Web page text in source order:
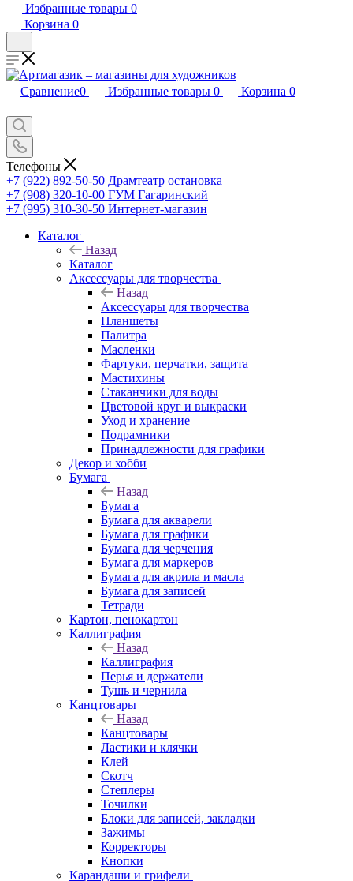
Избранные товары 0
Корзина 0
Сравнение0 Избранные товары 0 Корзина 0
Телефоны
+7 (922) 892-50-50 Драмтеатр остановка
+7 (908) 320-10-00 ГУМ Гагаринский
+7 (995) 310-30-50 Интернет-магазин
Каталог
Назад
Каталог
Аксессуары для творчества
Назад
Аксессуары для творчества
Планшеты
Палитра
Масленки
Фартуки, перчатки, защита
Мастихины
Стаканчики для воды
Цветовой круг и выкраски
Уход и хранение
Подрамники
Принадлежности для графики
Декор и хобби
Бумага
Назад
Бумага
Бумага для акварели
Бумага для графики
Бумага для черчения
Бумага для маркеров
Бумага для акрила и масла
Бумага для записей
Тетради
Картон, пенокартон
Каллиграфия
Назад
Каллиграфия
Перья и держатели
Тушь и чернила
Канцтовары
Назад
Канцтовары
Ластики и клячки
Клей
Скотч
Степлеры
Точилки
Блоки для записей, закладки
Зажимы
Корректоры
Кнопки
Карандаши и грифели